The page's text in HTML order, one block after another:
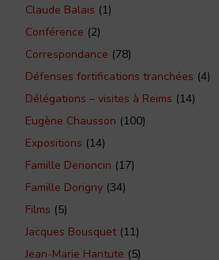
Claude Balais (1)
Conférence (2)
Correspondance (78)
Défenses fortifications tranchées (4)
Délégations – visites à Reims (14)
Eugène Chausson (100)
Expositions (14)
Famille Denoncin (17)
Famille Dorigny (34)
Films (5)
Jacques Bousquet(11)
Jean-Marie Hantute (5)